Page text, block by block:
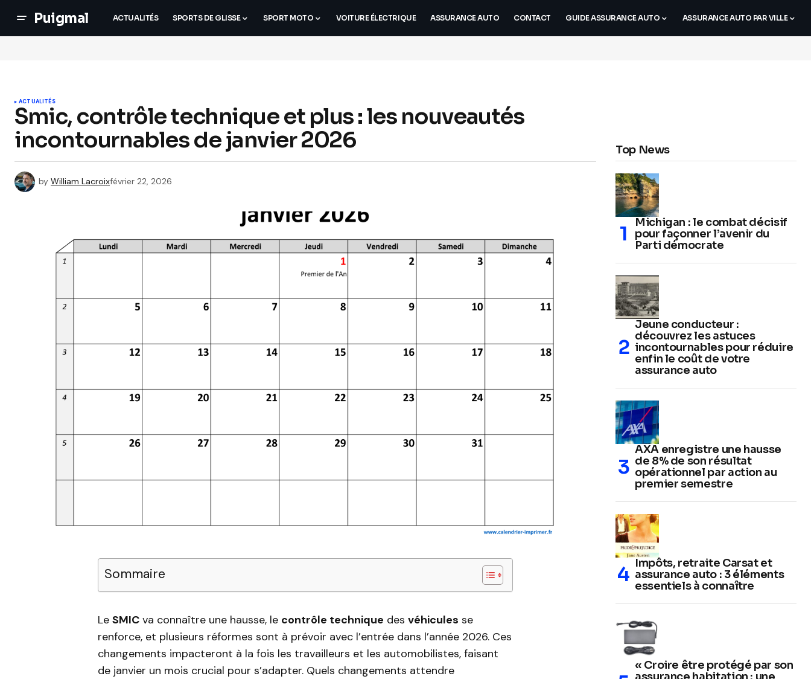
Puigmal ACTUALITÉS SPORTS DE GLISSE SPORT MOTO VOITURE ÉLECTRIQUE ASSURANCE AUTO CONTACT GUIDE ASSURANCE AUTO ASSURANCE AUTO PAR VILLE
ACTUALITÉS
Smic, contrôle technique et plus : les nouveautés
incontournables de janvier 2026
by William Lacroixfévrier 22, 2026
Sommaire
Le SMIC va connaître une hausse, le contrôle technique des véhicules se
renforce, et plusieurs réformes sont à prévoir avec l’entrée dans l’année 2026. Ces
changements impacteront à la fois les travailleurs et les automobilistes, faisant
de janvier un mois crucial pour s’adapter. Quels changements attendre
Top News
Michigan : le combat décisif
pour façonner l’avenir du
Parti démocrate
Jeune conducteur :
découvrez les astuces
incontournables pour réduire
enfin le coût de votre
assurance auto
AXA enregistre une hausse
de 8% de son résultat
opérationnel par action au
premier semestre
Impôts, retraite Carsat et
assurance auto : 3 éléments
essentiels à connaître
« Croire être protégé par son